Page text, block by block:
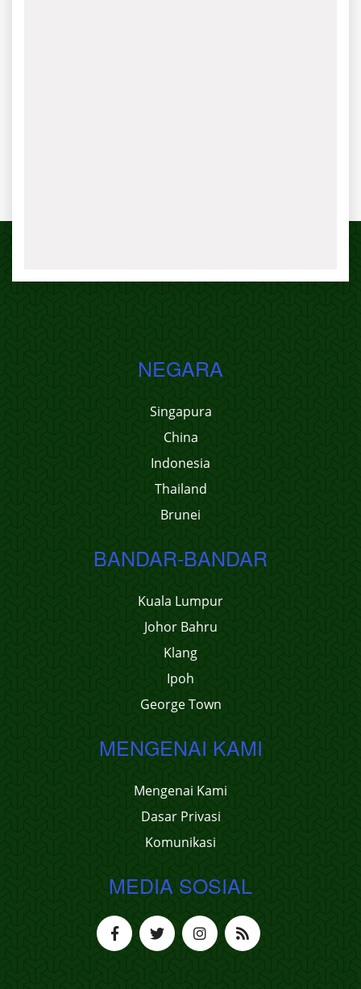
NEGARA
Singapura
China
Indonesia
Thailand
Brunei
BANDAR-BANDAR
Kuala Lumpur
Johor Bahru
Klang
Ipoh
George Town
MENGENAI KAMI
Mengenai Kami
Dasar Privasi
Komunikasi
MEDIA SOSIAL